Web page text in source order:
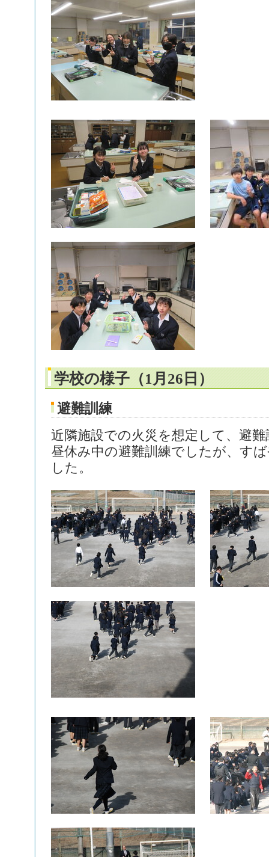
学校の様子（1月26日）
避難訓練
近隣施設での火災を想定して、避
昼休み中の避難訓練でしたが、す
した。